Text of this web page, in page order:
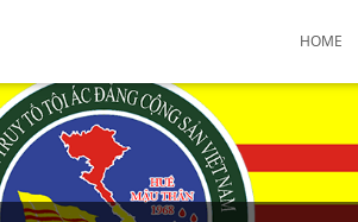
HOME